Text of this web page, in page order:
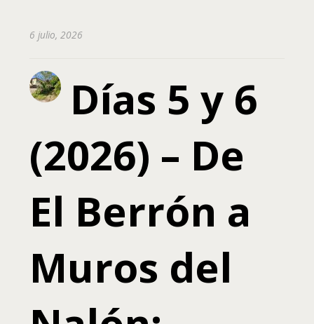
6 julio, 2026
Días 5 y 6
(2026) – De
El Berrón a
Muros del